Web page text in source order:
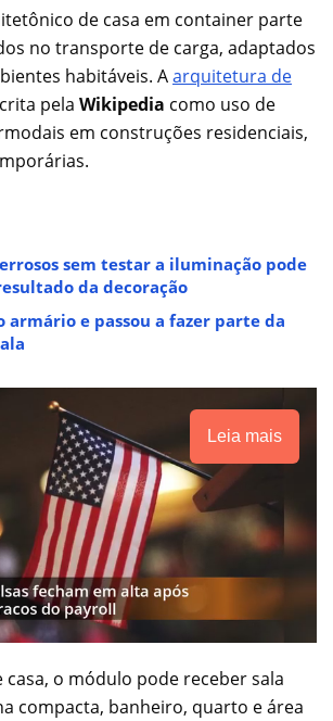
de casa em container parte
no transporte de carga, adaptados
habitáveis. Aarquitetura de
pela Wikipedia como uso de
em construções residenciais,
sem testar a iluminação pode
da decoração
armário e passou a fazer parte da
Leia mais
casa, o módulo pode receber sala
compacta, banheiro, quarto e área